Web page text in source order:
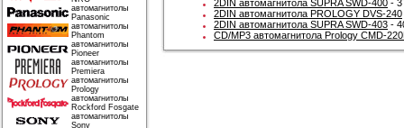
автомагнитолы
Panasonic
автомагнитолы
Phantom
автомагнитолы
Pioneer
автомагнитолы
Premiera
автомагнитолы
Prology
автомагнитолы
Rockford Fosgate
автомагнитолы
Sony
2DIN автомагнитола SUPRA SWD-400 -
2DIN автомагнитола PROLOGY DVS-240
2DIN автомагнитола SUPRA SWD-403 -
CD/MP3 автомагнитола Prology CMD-